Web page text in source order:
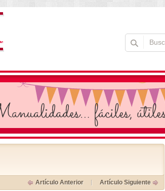
Artículo Anterior Artículo Siguiente